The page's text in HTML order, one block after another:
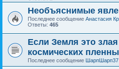
Необъяснимые
Последнее сообщение Анастасия
Ответы: 465
Если Земля это
космических
Последнее сообщение ШарпШарп37